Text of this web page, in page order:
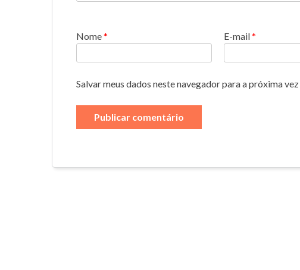
Nome* E-mail*
Salvar meus dados neste navegador para a próxima